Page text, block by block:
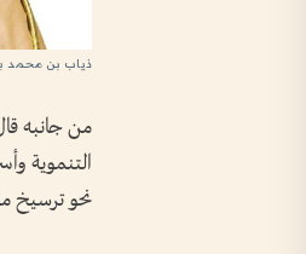
ذياب بن محمد
من جانبه
التنموية
نحو ترسيخ